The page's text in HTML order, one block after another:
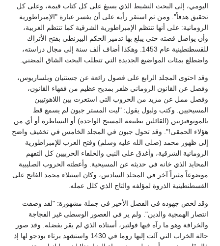
اليومي، إلى البحث النشيط الذي يسبغ على كل كتاب قيمة، وعلى كل
تحقيق هدفاً". ومن ثم استقر رأيه على أن يفسر عبارة "الإمبراطورية
الرومانية: على أنها تنتظم الإمبراطورية الشرقية كما تنتظم الغربية،
وأن يواصل قصته حتى يبلغ بها تدمير الحكم البيزنطي بفتح الأتراك
للقسطنطينية عام 1453. وهكذا أضاف ألف سنة إلى مجال دراسته،
واضطلع بمئات المواضيع الجديدة التي تتطلب البحث الشاق المضني.
وقد احتوى المجلد الرابع على فصول رائعة عن جستنيان وبلساريوس،
وفصل عن القانون الروماني ظفر بمديح عظيم من فقهاء القانون،
وفصل ممل عن مزيد من الحروب التي استعرت بين اللاهوتيين
المسيحيين. وكتب ولبول يقول: "ليت المستر جبون لم يسمع قط
بالمونوفيزيين (القائلين بطبيعة المسيح الواحدة) أو النساطرة أو أي من
هؤلاء الحمقى!". وقد تحول جبون في المجلد الخامس في تخفيف واضح
إلى ظهور محمد (صلى الله عليه وسلم) وفتح العرب للإمبراطورية
الرومانية الشرقية، وأغدق على النبي والخلفاء الحربيين كل التفهم
المحايد الذي خانه في حديثه عن المسيحية. وأعطته الحروب الصليبية
موضوعاً مثيراً آخر في المجلد السادس، وكان استيلاء محمد الفاتح على
القسطنطينية الذروة لمؤلفه والتاج الذي كلل عمله.
وقد لخص جهوده في الفصل الأخير في جملة مشهورة: "لقد وصفت
انتصار الهمجية والدين". ولم ير في العصور الوسطى غير الفجاجة
والخرافة وهو ما رآه فيها فولتير، أستاذه الذي لم يقر بفضله. وقد صور
حالة الخراب التي آلت إليها روما في 1430 واستشهد برثاء بودجو لها إذ